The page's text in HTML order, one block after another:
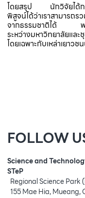
โดยสรุป นักวิจัยได้กล่
พิสูจน์ได้ว่าเราสามารถ
จากธรรมชาติได้ พร้
ระหว่างมหาวิทยาลัยแ
โดยเฉพาะกับเหล่าเยาวช
FOLLOW
Science and
STeP
Regional Science Park
155 Mae Hia, Mueang,